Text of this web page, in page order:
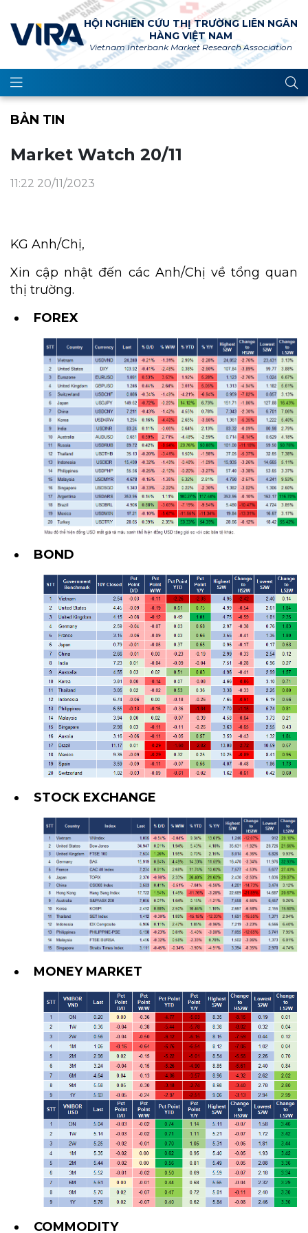
HỘI NGHIÊN CỨU THỊ TRƯỜNG LIÊN NGÂN
HÀNG VIỆT NAM
Vietnam Interbank Market Research Association
BẢN TIN
Market Watch 20/11
11:22 20/11/2023
KG Anh/Chị,
Xin cập nhật đến các Anh/Chị về tổng quan
thị trường.
FOREX
BOND
STOCK EXCHANGE
MONEY MARKET
COMMODITY